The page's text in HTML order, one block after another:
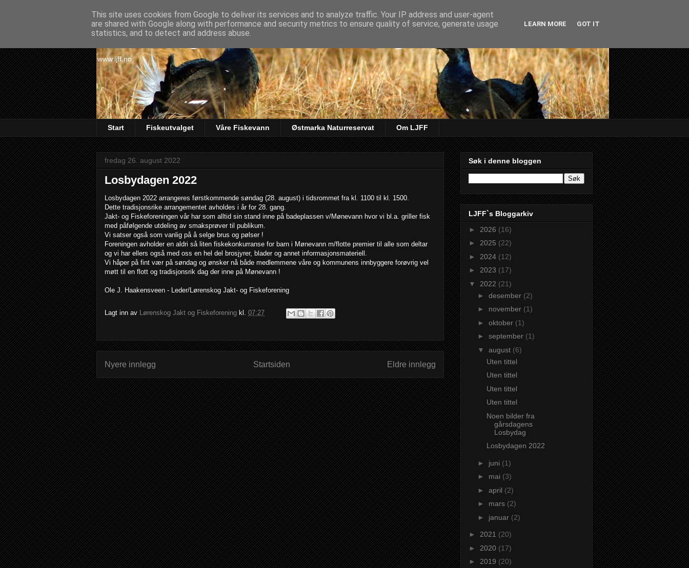
Lørenskog Jakt & Fiskeforening
www.ljff.no
Start Fiskeutvalget Våre Fiskevann Østmarka Naturreservat Om LJFF
fredag 26. august 2022
Losbydagen 2022
Losbydagen 2022 arrangeres førstkommende søndag (28. august) i tidsrommet fra kl. 1100 til kl. 1500.
Dette tradisjonsrike arrangementet avholdes i år for 28. gang.
Jakt- og Fiskeforeningen vår har som alltid sin stand inne på badeplassen v/Mønevann hvor vi bl.a. griller fisk
med påfølgende utdeling av smaksprøver til publikum.
Vi satser også som vanlig på å selge brus og pølser !
Foreningen avholder en aldri så liten fiskekonkurranse for barn i Mønevann m/flotte premier til alle som deltar
og vi har ellers også med oss en hel del brosjyrer, blader og annet informasjonsmateriell.
Vi håper på fint vær på søndag og ønsker nå både medlemmene våre og kommunens innbyggere forøvrig vel
møtt til en flott og tradisjonsrik dag der inne på Mønevann !
Ole J. Haakensveen - Leder/Lørenskog Jakt- og Fiskeforening
Lagt inn av Lørenskog Jakt og Fiskeforening kl. 07:27
Nyere innlegg Eldre innlegg
Startsiden
Søk i denne bloggen
LJFF`s Bloggarkiv
► 2026 (16)
► 2025 (22)
► 2024 (12)
► 2023 (17)
▼ 2022 (21)
► desember (2)
► november (1)
► oktober (1)
► september (1)
▼ august (6)
Uten tittel
Uten tittel
Uten tittel
Uten tittel
Noen bilder fra
gårsdagens
Losbydag
Losbydagen 2022
► juni (1)
► mai (3)
► april (2)
► mars (2)
► januar (2)
► 2021 (20)
► 2020 (17)
► 2019 (20)
This site uses cookies from Google to deliver its services and to analyze traffic. Your IP address and user-agent
are shared with Google along with performance and security metrics to ensure quality of service, generate usage
statistics, and to detect and address abuse.
LEARN MORE GOT IT